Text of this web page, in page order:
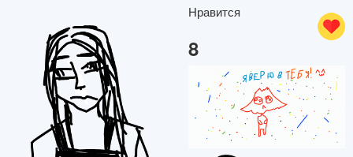
Нравится
8